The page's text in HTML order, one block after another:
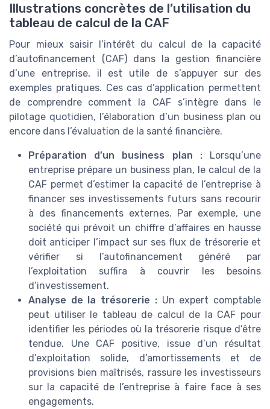
Illustrations concrètes de l’utilisation du
tableau de calcul de la CAF
Pour mieux saisir l’intérêt du calcul de la capacité
d’autofinancement (CAF) dans la gestion financière
d’une entreprise, il est utile de s’appuyer sur des
exemples pratiques. Ces cas d’application permettent
de comprendre comment la CAF s’intègre dans le
pilotage quotidien, l’élaboration d’un business plan ou
encore dans l’évaluation de la santé financière.
Préparation d’un business plan :Lorsqu’une
entreprise prépare un business plan, le calcul de la
CAF permet d’estimer la capacité de l’entreprise à
financer ses investissements futurs sans recourir
à des financements externes. Par exemple, une
société qui prévoit un chiffre d’affaires en hausse
doit anticiper l’impact sur ses flux de trésorerie et
vérifier si l’autofinancement généré par
l’exploitation suffira à couvrir les besoins
d’investissement.
Analyse de la trésorerie :Un expert comptable
peut utiliser le tableau de calcul de la CAF pour
identifier les périodes où la trésorerie risque d’être
tendue. Une CAF positive, issue d’un résultat
d’exploitation solide, d’amortissements et de
provisions bien maîtrisés, rassure les investisseurs
sur la capacité de l’entreprise à faire face à ses
engagements.